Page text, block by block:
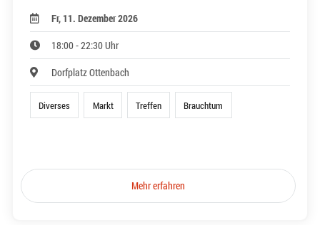
Fr, 11. Dezember 2026
18:00 - 22:30 Uhr
Dorfplatz Ottenbach
Diverses Markt Treffen Brauchtum
Mehr erfahren